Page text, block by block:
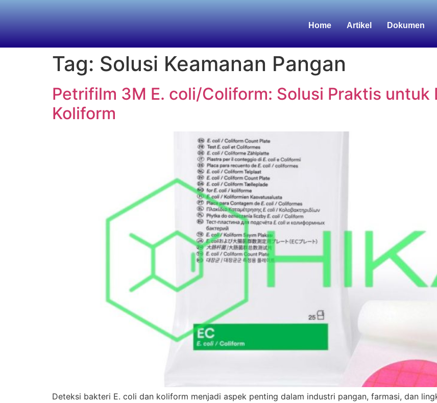
Home Artikel Dokumen
Tag: Solusi Keamanan Pangan
Petrifilm 3M E. coli/Coliform: Solusi Praktis untuk
Koliform
Deteksi bakteri E. coli dan koliform menjadi aspek penting dalam industri pangan, farmasi, dan